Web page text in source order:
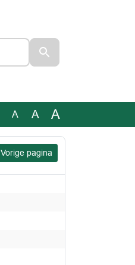
A A A
Vorige pagina